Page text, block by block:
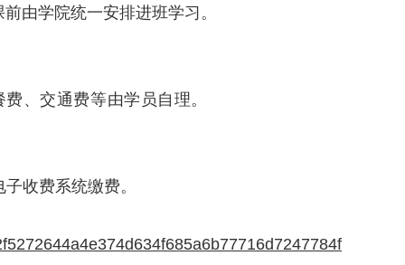
由学院统一安排进班学习。
、交通费等由学员自理。
收费系统缴费。